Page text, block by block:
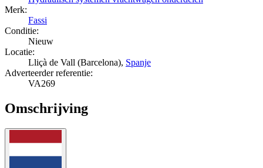
Merk:
Fassi
Conditie:
Nieuw
Locatie:
Lliçà de Vall (Barcelona), Spanje
Adverteerder referentie:
VA269
Omschrijving